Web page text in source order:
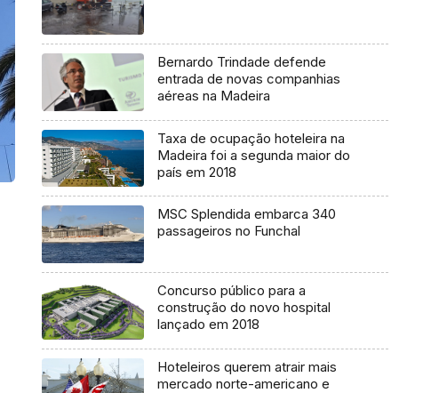
Bernardo Trindade defende
entrada de novas companhias
aéreas na Madeira
Taxa de ocupação hoteleira na
Madeira foi a segunda maior do
país em 2018
MSC Splendida embarca 340
passageiros no Funchal
Concurso público para a
construção do novo hospital
lançado em 2018
Hoteleiros querem atrair mais
mercado norte-americano e